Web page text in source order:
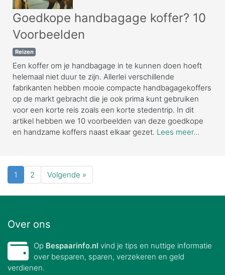
Goedkope handbagage koffer? 10
Voorbeelden
Reizen
Een koffer om je handbagage in te kunnen doen hoeft
helemaal niet duur te zijn. Allerlei verschillende
fabrikanten hebben mooie compacte handbagagekoffers
op de markt gebracht die je ook prima kunt gebruiken
voor een korte reis zoals een korte stedentrip. In dit
artikel hebben we 10 voorbeelden van deze goedkope
en handzame koffers naast elkaar gezet. Lees meer...
1 2 Volgende »
Over ons
Op Bespaarinfo.nl vind je tips en nuttige informatie
over besparen, sparen, verzekeren en geld
verdienen.